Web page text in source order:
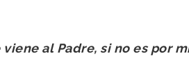
al Padre, si no es por